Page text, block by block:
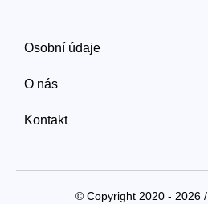
Osobní údaje
O nás
Kontakt
© Copyright 2020 - 2026 /